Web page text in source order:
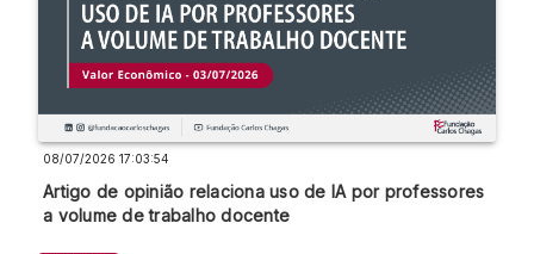
08/07/2026 17:03:54
Artigo de opinião relaciona uso de IA por professores
a volume de trabalho docente